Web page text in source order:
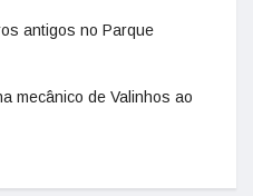
antigos no Parque
mecânico de Valinhos ao